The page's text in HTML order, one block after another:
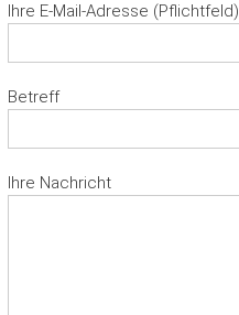
Ihre E-Mail-Adresse (Pflichtfeld)
Betreff
Ihre Nachricht